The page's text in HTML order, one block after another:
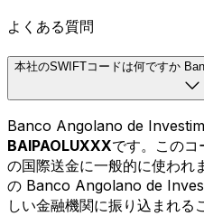
よくある質問
本社のSWIFTコードは何ですか
Banco Angolano de
BAIPAOLUXXXです。この
の国際送金に一般的に使われ
の Banco Angolano de
しい金融機関に振り込まれる